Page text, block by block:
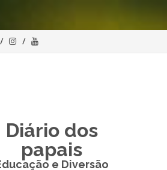
Diário dos
papais
e Diversão